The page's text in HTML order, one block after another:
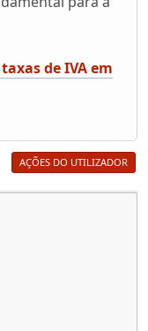
de IVA em
AÇÕES DO UTILIZADOR